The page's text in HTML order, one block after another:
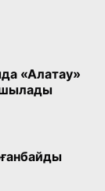
«Алатау»